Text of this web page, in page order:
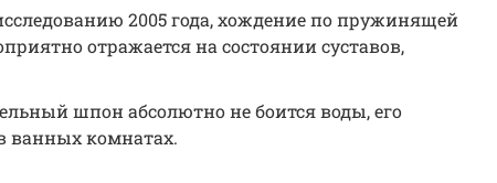
2005 года, хождение по пружинящей
отражается на состоянии суставов,
шпон абсолютно не боится воды, его
ванных комнатах.